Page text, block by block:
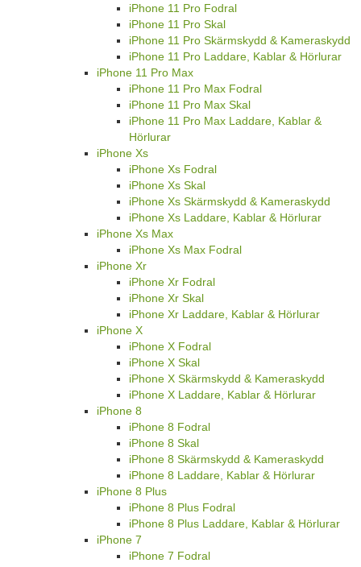
iPhone 11 Pro Fodral
iPhone 11 Pro Skal
iPhone 11 Pro Skärmskydd & Kameraskydd
iPhone 11 Pro Laddare, Kablar & Hörlurar
iPhone 11 Pro Max
iPhone 11 Pro Max Fodral
iPhone 11 Pro Max Skal
iPhone 11 Pro Max Laddare, Kablar &
Hörlurar
iPhone Xs
iPhone Xs Fodral
iPhone Xs Skal
iPhone Xs Skärmskydd & Kameraskydd
iPhone Xs Laddare, Kablar & Hörlurar
iPhone Xs Max
iPhone Xs Max Fodral
iPhone Xr
iPhone Xr Fodral
iPhone Xr Skal
iPhone Xr Laddare, Kablar & Hörlurar
iPhone X
iPhone X Fodral
iPhone X Skal
iPhone X Skärmskydd & Kameraskydd
iPhone X Laddare, Kablar & Hörlurar
iPhone 8
iPhone 8 Fodral
iPhone 8 Skal
iPhone 8 Skärmskydd & Kameraskydd
iPhone 8 Laddare, Kablar & Hörlurar
iPhone 8 Plus
iPhone 8 Plus Fodral
iPhone 8 Plus Laddare, Kablar & Hörlurar
iPhone 7
iPhone 7 Fodral